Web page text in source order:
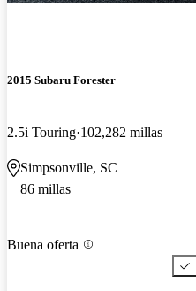
2015 Subaru Forester
2.5i Touring 102,282 millas
Simpsonville, SC
86 millas
Buena oferta